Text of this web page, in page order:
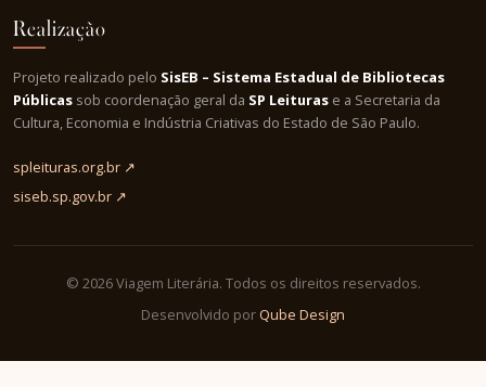
Realização
Projeto realizado pelo SisEB – Sistema Estadual de Bibliotecas
Públicas sob coordenação geral da SP Leituras e a Secretaria da
Cultura, Economia e Indústria Criativas do Estado de São Paulo.
spleituras.org.br ↗
siseb.sp.gov.br ↗
© 2026 Viagem Literária. Todos os direitos reservados.
Desenvolvido por Qube Design